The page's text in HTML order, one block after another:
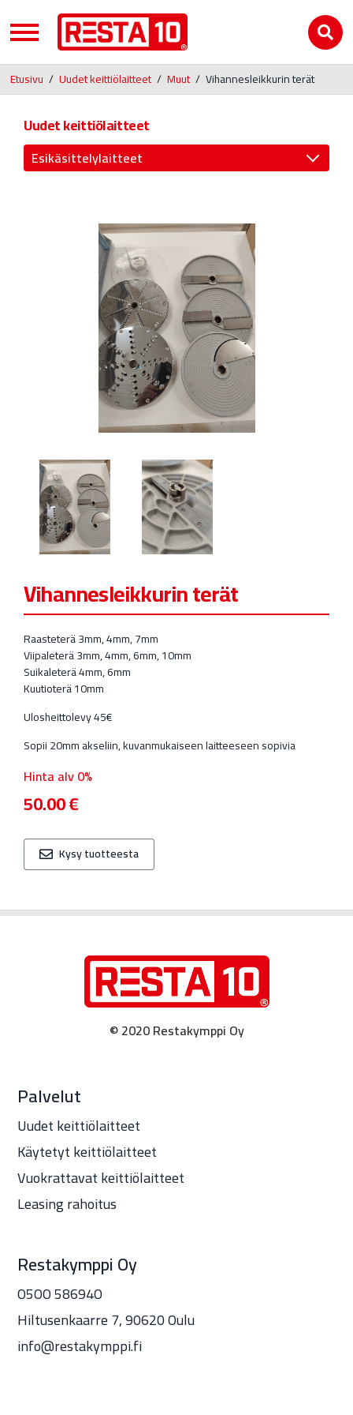
Etusivu / Uudet keittiölaitteet / Muut / Vihannesleikkurin terät
Uudet keittiölaitteet
Esikäsittelylaitteet
Buffetpöydät ja lämpölevyt
Kahvinkeitin ja Juomalämmitin
RST-pöydät ja altaat
Kylmävetolaatikostot
Esikäsittelylaitteet
Parilat ja rasvakeittimet
Jääpalakoneet
Säilytys ja kuljetus
GN astiat, paistopellit
Vihannesleikkurin terät
Raasteterä 3mm, 4mm, 7mm
Viipaleterä 3mm, 4mm, 6mm, 10mm
Suikaleterä 4mm, 6mm
Kuutioterä 10mm
Ulosheittolevy 45€
Sopii 20mm akseliin, kuvanmukaiseen laitteeseen sopivia
Hinta alv 0%
50.00€
Kysy tuotteesta
© 2020 Restakymppi Oy
Palvelut
Uudet keittiölaitteet
Käytetyt keittiölaitteet
Vuokrattavat keittiölaitteet
Leasing rahoitus
Restakymppi Oy
O5OO 58694O
Hiltusenkaarre 7, 90620 Oulu
info@restakymppi.fi